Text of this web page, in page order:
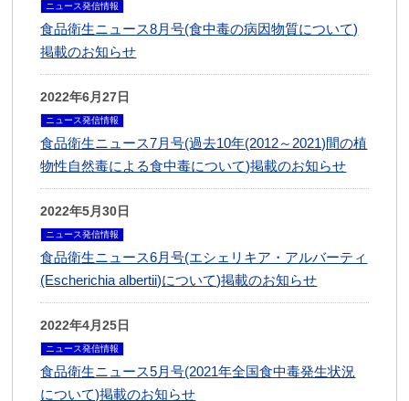
ニュース発信情報
食品衛生ニュース8月号(食中毒の病因物質について)
掲載のお知らせ
2022年6月27日
ニュース発信情報
食品衛生ニュース7月号(過去10年(2012～2021)間の植
物性自然毒による食中毒について)掲載のお知らせ
2022年5月30日
ニュース発信情報
食品衛生ニュース6月号(エシェリキア・アルバーティ
(Escherichia albertii)について)掲載のお知らせ
2022年4月25日
ニュース発信情報
食品衛生ニュース5月号(2021年全国食中毒発生状況
について)掲載のお知らせ